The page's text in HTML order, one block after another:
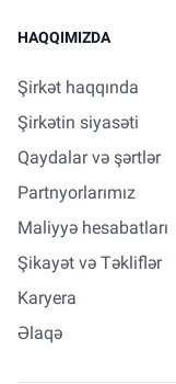
HAQQIMIZDA
Şirkət haqqında
Şirkətin siyasəti
Qaydalar və şərtlər
Partnyorlarımız
Maliyyə hesabatları
Şikayət və Təkliflər
Karyera
Əlaqə